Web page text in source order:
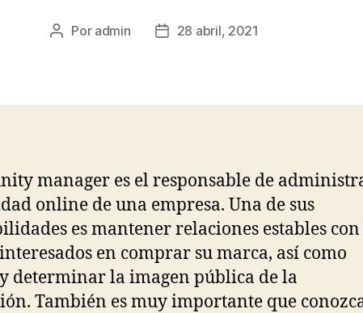
Autor
Por admin
Fecha28 abril, 2021
manager es el responsable de
online de una empresa. Una de sus
es mantener relaciones estables con
en comprar su marca, así como
determinar la imagen pública de la
También es muy importante que